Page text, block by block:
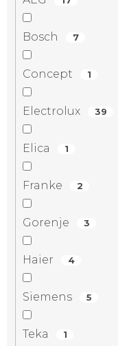
Bosch 7
Concept 1
Electrolux 39
Elica 1
Franke 2
Gorenje 3
Haier 4
Siemens 5
Teka 1